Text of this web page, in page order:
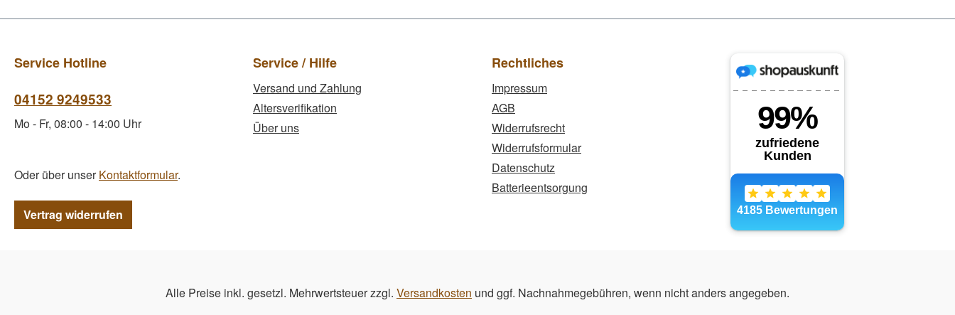
Service Hotline
04152 9249533
Mo - Fr, 08:00 - 14:00 Uhr
Oder über unserKontaktformular.
Vertrag widerrufen
Service / Hilfe
Versand und Zahlung
Altersverifikation
Über uns
Rechtliches
Impressum
AGB
Widerrufsrecht
Widerrufsformular
Datenschutz
Batterieentsorgung
Alle Preise inkl. gesetzl. Mehrwertsteuer zzgl. Versandkosten und ggf. Nachnahmegebühren, wenn nicht anders angegeben.